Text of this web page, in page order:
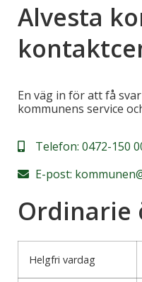
Alvesta
En väg in för att få
kommunens service
Telefon: 0472-150
E-post:
Helgfri vardag